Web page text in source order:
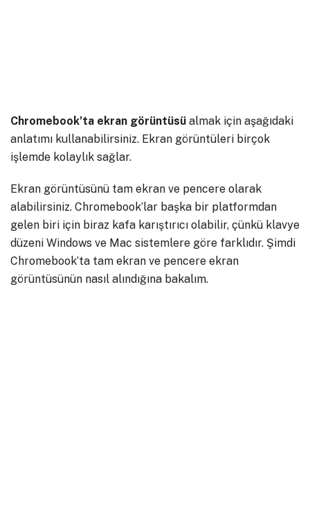
Chromebook’ta ekran görüntüsü almak için aşağıdaki
anlatımı kullanabilirsiniz. Ekran görüntüleri birçok
işlemde kolaylık sağlar.
Ekran görüntüsünü tam ekran ve pencere olarak
alabilirsiniz. Chromebook’lar başka bir platformdan
gelen biri için biraz kafa karıştırıcı olabilir, çünkü klavye
düzeni Windows ve Mac sistemlere göre farklıdır. Şimdi
Chromebook’ta tam ekran ve pencere ekran
görüntüsünün nasıl alındığına bakalım.